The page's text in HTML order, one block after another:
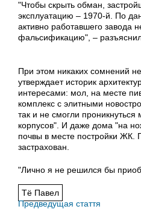
"Чтобы скрыть обман,
эксплуатацию – 1970-й. По
активно работавшего завода
фальсификацию", –
При этом никаких сомнений
утверждает историк
интересами: мол, на месте
комплекс с элитными
так и не смогли
корпусов". И даже дома "на
почвы в месте постройки ЖК.
застрахован.
"Лично я не решился бы
Тё Павел
Предведущая стаття